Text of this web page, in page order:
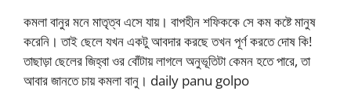
কমলা বানুর মনে মাতৃত্ব এসে যায়। বাপহীন শফিককে সে কম কষ্টে মানুষ
করেনি। তাই ছেলে যখন একটু আবদার করছে তখন পূর্ণ করতে দোষ কি!
তাছাড়া ছেলের জিহ্বা ওর বোঁটায় লাগলে অনুভূতিটা কেমন হতে পারে, তা
আবার জানতে চায় কমলা বানু। daily panu golpo